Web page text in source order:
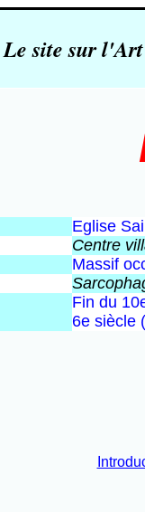
Le site sur
Eglise
Centre
Massif
Fin du
6e siècle